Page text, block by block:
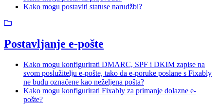
Kako mogu postaviti statuse narudžbi?
Postavljanje e-pošte
Kako mogu konfigurirati DMARC, SPF i DKIM zapise na
svom poslužitelju e-pošte, tako da e-poruke poslane s Fixably
ne budu označene kao neželjena pošta?
Kako mogu konfigurirati Fixably za primanje dolazne e-
pošte?